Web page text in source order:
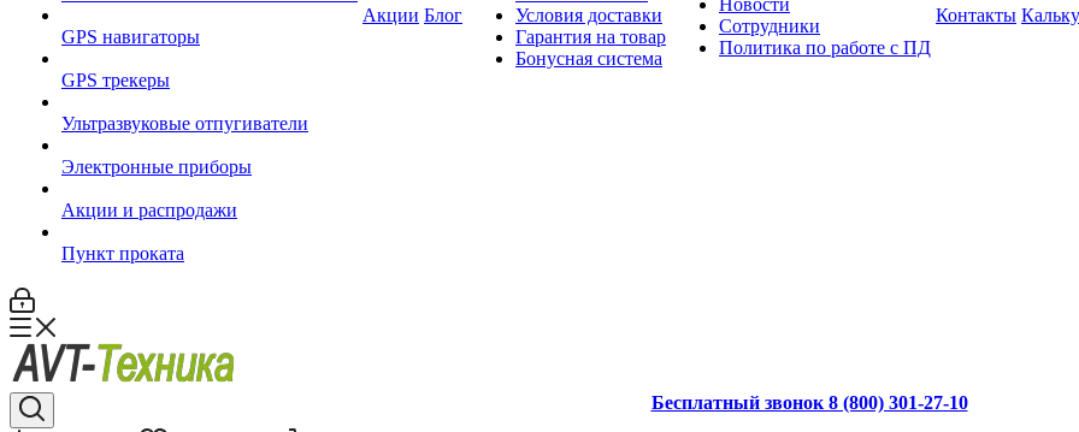
GPS навигаторы
GPS трекеры
Ультразвуковые отпугиватели
Электронные приборы
Акции и распродажи
Пункт проката
Акции Блог
Условия доставки
Гарантия на товар
Бонусная система
Новости
Сотрудники
Политика по работе с ПД
Контакты
Бесплатный звонок 8 (800) 301-27-10